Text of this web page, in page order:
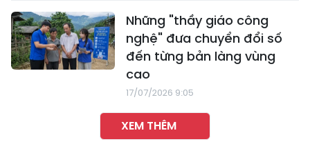
Những "thầy giáo công
nghệ" đưa chuyển đổi số
đến từng bản làng vùng
cao
17/07/2026 9:05
XEM THÊM